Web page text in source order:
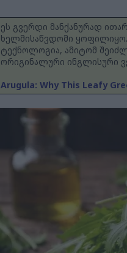
ეს გვერდი მანქანურად
ხელმისაწვდომი
ტექნოლოგია, ამიტომ
ორიგინალური ინგლისური
Arugula: Why This Leafy